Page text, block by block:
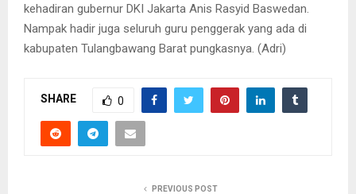
kehadiran gubernur DKI Jakarta Anis Rasyid Baswedan.
Nampak hadir juga seluruh guru penggerak yang ada di
kabupaten Tulangbawang Barat pungkasnya. (Adri)
SHARE 0
PREVIOUS POST